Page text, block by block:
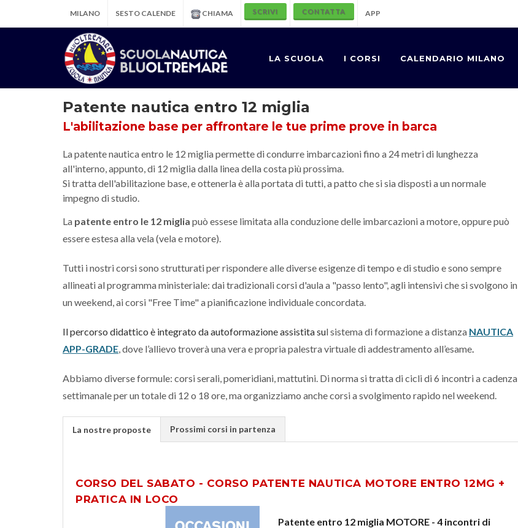
MILANO SESTO CALENDE CHIAMA SCRIVI CONTATTA APP
LA SCUOLA I CORSI CALENDARIO MILANO
Patente nautica entro 12 miglia
L'abilitazione base per affrontare le tue prime prove in barca
La patente nautica entro le 12 miglia permette di condurre imbarcazioni fino a 24 metri di lunghezza
all'interno, appunto, di 12 miglia dalla linea della costa più prossima.
Si tratta dell'abilitazione base, e ottenerla è alla portata di tutti, a patto che si sia disposti a un normale
impegno di studio.
La patente entro le 12 miglia può essese limitata alla conduzione delle imbarcazioni a motore, oppure può
essere estesa alla vela (vela e motore).
Tutti i nostri corsi sono strutturati per rispondere alle diverse esigenze di tempo e di studio e sono sempre
allineati al programma ministeriale: dai tradizionali corsi d'aula a "passo lento", agli intensivi che si svolgono in
un weekend, ai corsi "Free Time" a pianificazione individuale concordata.
Il percorso didattico è integrato da autoformazione assistita sulsistema di formazione a distanza NAUTICA
APP-GRADE, dove l’allievo troverà una vera e propria palestra virtuale di addestramento all’esame.
Abbiamo diverse formule: corsi serali, pomeridiani, mattutini. Di norma si tratta di cicli di 6 incontri a cadenza
settimanale per un totale di 12 o 18 ore, ma organizziamo anche corsi a svolgimento rapido nel weekend.
La nostre proposte Prossimi corsi in partenza
CORSO DEL SABATO - CORSO PATENTE NAUTICA MOTORE ENTRO 12MG +
PRATICA IN LOCO
Patente entro 12 miglia MOTORE - 4 incontri di